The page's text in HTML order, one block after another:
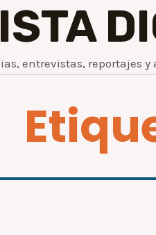
entrevistas, reportajes y